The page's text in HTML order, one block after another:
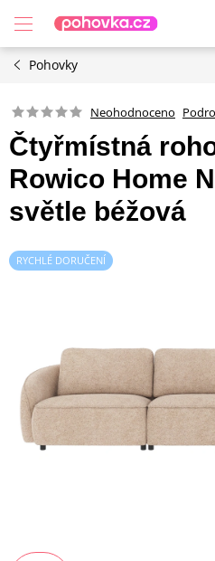
obsah
Pohovky
Neohodnoceno
Čtyřmístná
Rowico Home
světle béžová
RYCHLÉ DORUČENÍ